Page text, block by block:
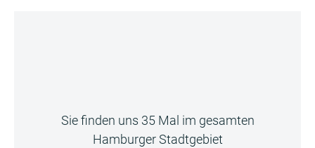
Sie finden uns 35 Mal im gesamten
Hamburger Stadtgebiet